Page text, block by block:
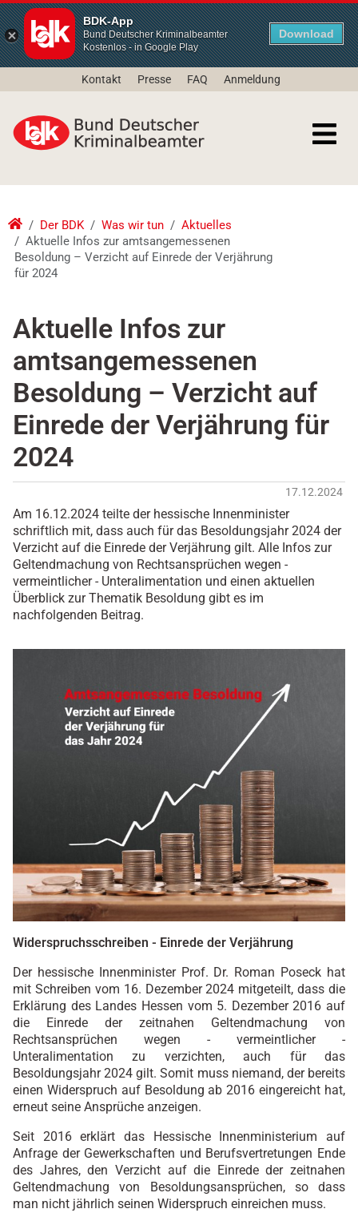
BDK-App
Bund Deutscher Kriminalbeamter
Kostenlos - in Google Play
Download
Kontakt Presse FAQ Anmeldung
Der BDK Was wir tun
Aktuelles
Aktuelle Infos zur amtsangemessenen
Besoldung – Verzicht auf Einrede der Verjährung
für 2024
Aktuelle Infos zur
amtsangemessenen
Besoldung – Verzicht auf
Einrede der Verjährung für
2024
17.12.2024
Am 16.12.2024 teilte der hessische Innenminister
schriftlich mit, dass auch für das Besoldungsjahr 2024 der
Verzicht auf die Einrede der Verjährung gilt. Alle Infos zur
Geltendmachung von Rechtsansprüchen wegen -
vermeintlicher - Unteralimentation und einen aktuellen
Überblick zur Thematik Besoldung gibt es im
nachfolgenden Beitrag.
Widerspruchsschreiben - Einrede der Verjährung
Der hessische Innenminister Prof. Dr. Roman Poseck hat
mit Schreiben vom 16. Dezember 2024 mitgeteilt, dass die
Erklärung des Landes Hessen vom 5. Dezember 2016 auf
die Einrede der zeitnahen Geltendmachung von
Rechtsansprüchen wegen - vermeintlicher -
Unteralimentation zu verzichten, auch für das
Besoldungsjahr 2024 gilt. Somit muss niemand, der bereits
einen Widerspruch auf Besoldung ab 2016 eingereicht hat,
erneut seine Ansprüche anzeigen.
Seit 2016 erklärt das Hessische Innenministerium auf
Anfrage der Gewerkschaften und Berufsvertretungen Ende
des Jahres, den Verzicht auf die Einrede der zeitnahen
Geltendmachung von Besoldungsansprüchen, so dass
man nicht jährlich seinen Widerspruch einreichen muss.